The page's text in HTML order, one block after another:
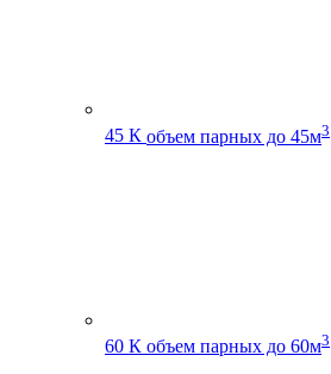
45 К объем парных до 45м3
60 К объем парных до 60м3